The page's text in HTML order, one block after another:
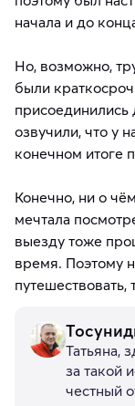
начала и до
Но, возможно,
были
присоединились
озвучили, что у
конечном итоге
Конечно, ни о
мечтала
выезду тоже
время. Поэтому
путешествовать,
Татьяна,
за такой
честный